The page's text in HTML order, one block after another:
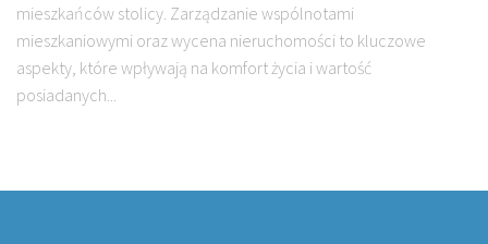
mieszkańców stolicy. Zarządzanie wspólnotami
mieszkaniowymi oraz wycena nieruchomości to kluczowe
aspekty, które wpływają na komfort życia i wartość
posiadanych...